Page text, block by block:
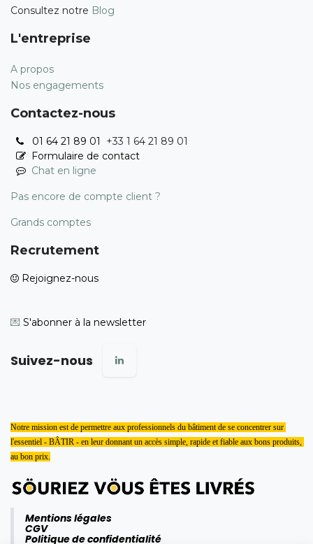
Consultez notre Blog
L'entreprise
A propos
Nos engagements
Contactez-nous
01 64 21 89 01 +33 1 64 21 89 01
Formulaire de contact
Chat en ligne
Pas encore de compte client ?
Grands comptes
Recrutement
Rejoignez-nous
💌 S'abonner à la newsletter
Suivez-nous
Notre mission est de permettre aux professionnels du bâtiment de se concentrer sur
l'essentiel - BÂTIR - en leur donnant un accès simple, rapide et fiable aux bons produits,
au bon prix.
Mentions légales
CGV
Politique de confidentialité